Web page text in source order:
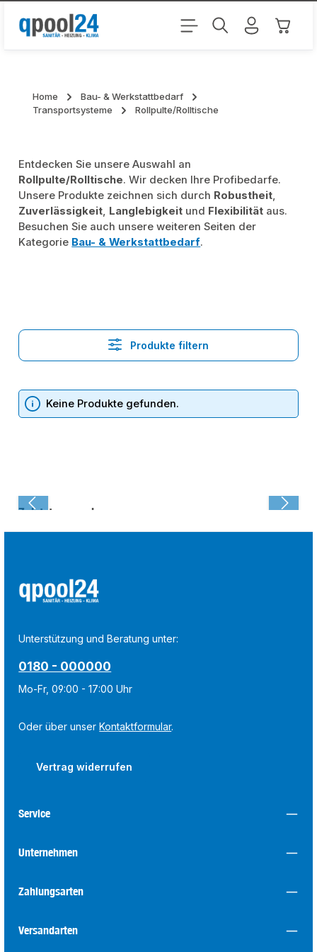
Zum Hauptinhalt springen
Home
Bau- & Werkstattbedarf
Transportsysteme
Rollpulte/Rolltische
Entdecken Sie unsere Auswahl an
Rollpulte/Rolltische. Wir decken Ihre Profibedarfe.
Unsere Produkte zeichnen sich durch Robustheit,
Zuverlässigkeit, Langlebigkeit und Flexibilität aus.
Besuchen Sie auch unsere weiteren Seiten der
Kategorie Bau- & Werkstattbedarf.
Produkte filtern
Keine Produkte gefunden.
Zuletzt angesehen:
Unterstützung und Beratung unter:
0180 - 000000
Mo-Fr, 09:00 - 17:00 Uhr
Oder über unserKontaktformular.
Vertrag widerrufen
Service
Unternehmen
Zahlungsarten
Versandarten